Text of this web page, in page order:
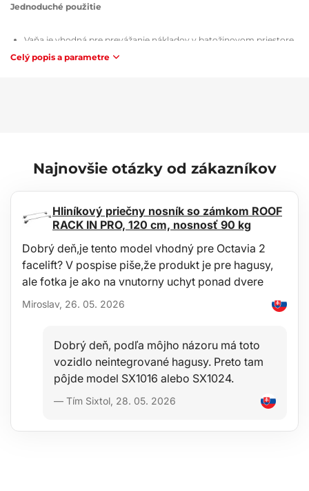
Jednoduché použitie
Vaňa je vhodná pre prevážanie nákladov v batožinovom priestore,
ľahko umývateľná, s rýchlou možnosťou vysypanie nečistôt a
jednoduchou inštaláciou jednoduchým rozložením.
materiálu MSDS, homologáciou podľa smerníc Slovenskej
republiky / Európskej únie ATEST 8SD 3401 az hľadiska horľavosti
vyhovujú požiadavkám metodiky ZM-A / 10.70 (Česká republika /
Európska únia) .
Údržba
Vaňa je ľahko umývateľná, prispôsobená pre štandardnú údržbu
vlažnou vodou s neagresívnym neabrazívnym saponátom a pod.).
Celý popis a parametre
Najnovšie otázky od zákazníkov
Hliníkový priečny nosník so zámkom ROOF
RACK IN PRO, 120 cm, nosnosť 90 kg
Dobrý deň,je tento model vhodný pre Octavia 2
facelift? V pospise piše,že produkt je pre hagusy,
ale fotka je ako na vnutorny uchyt ponad dvere
Miroslav, 26. 05. 2026
Dobrý deň, podľa môjho názoru má toto
vozidlo neintegrované hagusy. Preto tam
pôjde model SX1016 alebo SX1024.
— Tím Sixtol, 28. 05. 2026